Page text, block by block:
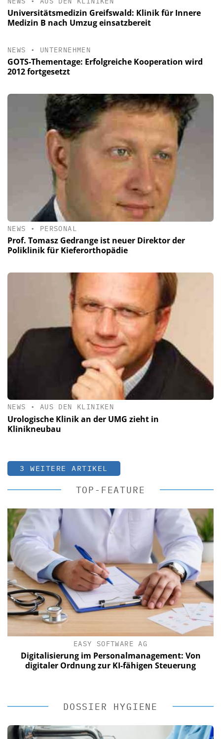
Universitätsmedizin Greifswald: Klinik für Innere
Medizin B nach Umzug einsatzbereit
NEWS • UNTERNEHMEN
GOTS-Thementage: Erfolgreiche Kooperation wird
2012 fortgesetzt
NEWS • PERSONAL
Prof. Tomasz Gedrange ist neuer Direktor der
Poliklinik für Kieferorthopädie
NEWS • AUS DEN KLINIKEN
Urologische Klinik an der UMG zieht in
Klinikneubau
3 WEITERE ARTIKEL
TOP-FEATURE
EASY SOFTWARE AG
Digitalisierung im Personalmanagement: Von
digitaler Ordnung zur KI-fähigen Steuerung
DOSSIER HYGIENE